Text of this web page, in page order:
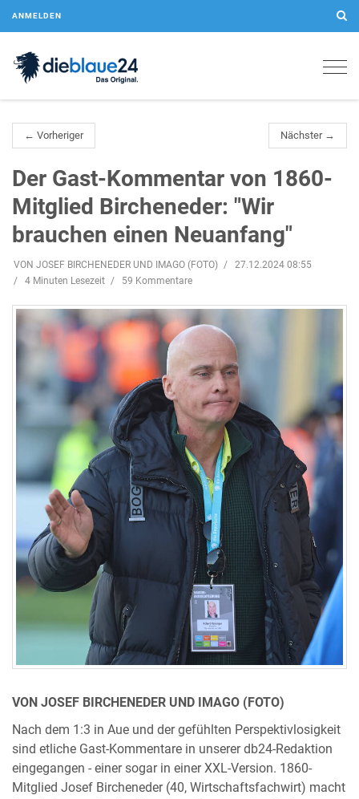
ANMELDEN
← Vorheriger Nächster →
Der Gast-Kommentar von 1860-
Mitglied Bircheneder: "Wir
brauchen einen Neuanfang"
VON JOSEF BIRCHENEDER UND IMAGO (FOTO)
27.12.2024 08:55
4 Minuten Lesezeit
59 Kommentare
VON JOSEF BIRCHENEDER UND IMAGO (FOTO)
Nach dem 1:3 in Aue und der gefühlten Perspektivlosigkeit
sind etliche Gast-Kommentare in unserer db24-Redaktion
eingegangen - einer sogar in einer XXL-Version. 1860-
Mitglied Josef Bircheneder (40, Wirtschaftsfachwirt) macht